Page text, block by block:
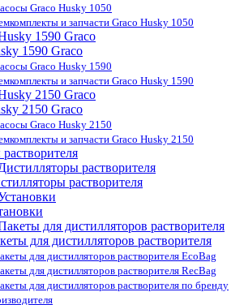
Graco Husky 1050
и запчасти Graco Husky 1050
1590 Graco
Graco Husky 1590
и запчасти Graco Husky 1590
2150 Graco
Graco Husky 2150
и запчасти Graco Husky 2150
растворителя
для дистилляторов растворителя
для дистилляторов растворителя EcoBag
для дистилляторов растворителя RecBag
для дистилляторов растворителя по бренду